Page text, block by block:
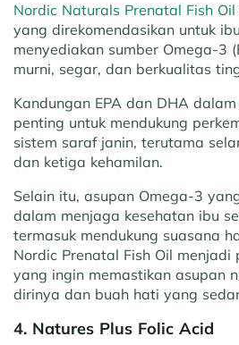
Nordic Naturals Prenatal Fish Oil
yang direkomendasikan untuk
menyediakan sumber Omega-3
murni, segar, dan berkualitas
Kandungan EPA dan DHA
penting untuk mendukung
sistem saraf janin, terutama
dan ketiga kehamilan.
Selain itu, asupan Omega-3
dalam menjaga kesehatan ibu
termasuk mendukung suasana
Nordic Prenatal Fish Oil
yang ingin memastikan asupan
dirinya dan buah hati yang
4. Natures Plus Folic Acid